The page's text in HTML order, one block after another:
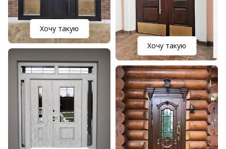
Хочу такую
Хочу такую